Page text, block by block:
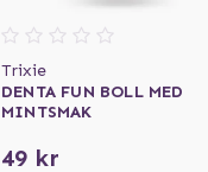
Trixie
DENTA FUN BOLL MED
MINTSMAK
49 kr